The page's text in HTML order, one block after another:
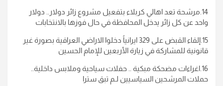
14.مرشحة تعد اهالي كربلاء بتفعيل مشروع زائر دولار.. دولار
واحد عن كل زائر يدخل المحافظة في حال فوزها بالانتخابات
15.إلقاء القبض على 329 ايرانياً دخلوا الاراضي العراقية بصورة غير
قانونية للمشاركة في زيارة الأربعين للإمام الحسين
16.اغراءات مضحكة مبكية .. حفلات سياحية وملابس داخلية..
حملات المرشحين السياسيين لـم تبق سترا